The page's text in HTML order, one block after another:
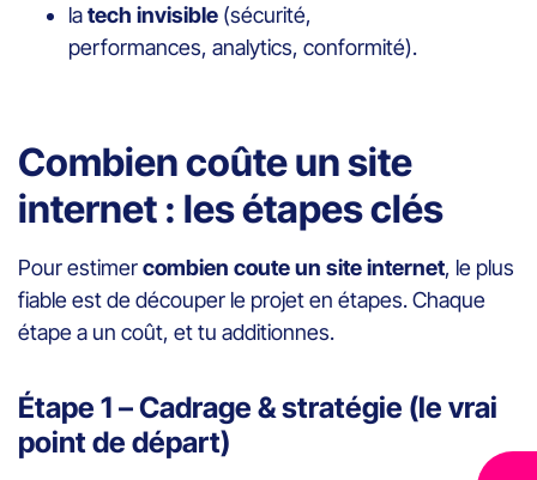
latech invisible (sécurité,
performances, analytics, conformité).
Combien coûte un site
internet : les étapes clés
Pour estimercombien coute un site internet, le plus
fiable est de découper le projet en étapes. Chaque
étape a un coût, et tu additionnes.
Étape 1 – Cadrage & stratégie (le vrai
point de départ)